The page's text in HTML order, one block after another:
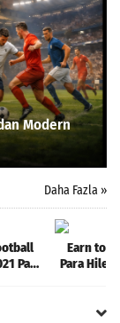
Modern
Daha Fazla »
Para
Earn to
Para Hileli